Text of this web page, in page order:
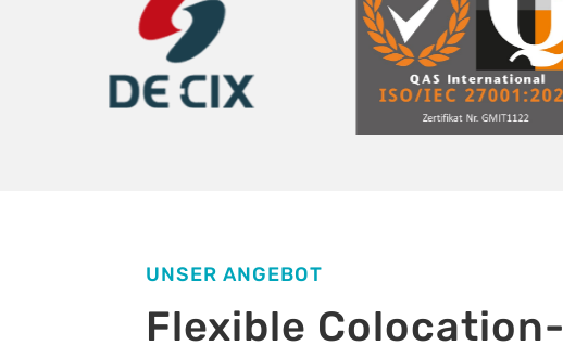
UNSER ANGEBOT
Flexible Colocation-